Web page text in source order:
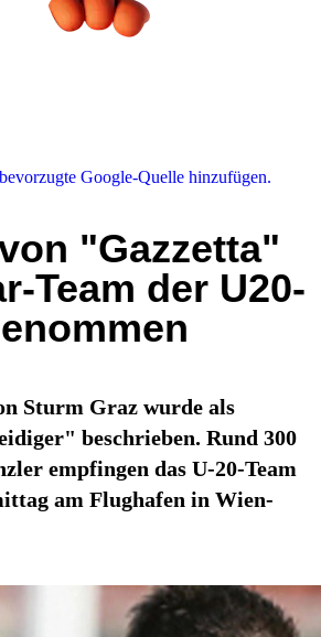
Google-Quelle hinzufügen.
"Gazzetta"
Team der U20-
Sturm Graz wurde als
beschrieben. Rund 300
empfingen das U-20-Team
am Flughafen in Wien-